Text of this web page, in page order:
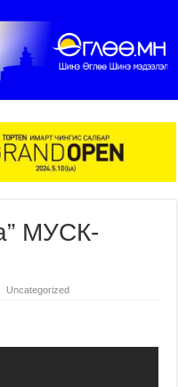
МУСК-
Uncategorized